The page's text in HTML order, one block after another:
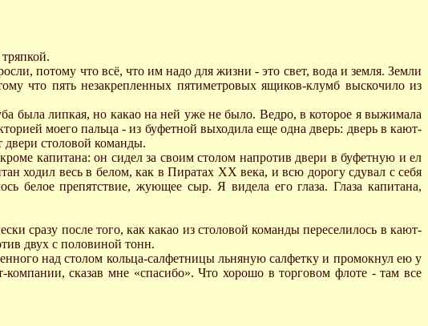
потому что всё, что им надо для жизни - это свет, вода и земля. Земли
что пять незакрепленных пятиметровых ящиков-клумб выскочило из
была липкая, но какао на ней уже не было. Ведро, в которое я выжимала
моего пальца - из буфетной выходила еще одна дверь: дверь в кают-
столовой команды.
капитана: он сидел за своим столом напротив двери в буфетную и ел
ходил весь в белом, как в Пиратах ХХ века, и всю дорогу сдувал с себя
белое препятствие, жующее сыр. Я видела его глаза. Глаза капитана,
сразу после того, как какао из столовой команды переселилось в кают-
двух с половиной тонн.
над столом кольца-салфетницы льняную салфетку и промокнул ею у
сказав мне «спасибо». Что хорошо в торговом флоте - там все